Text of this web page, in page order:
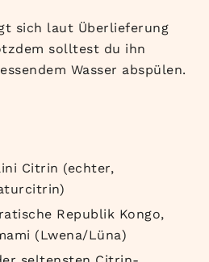
sich laut Überlieferung
solltest du ihn
Wasser abspülen.
Citrin (echter,
Republik Kongo,
(Lwena/Lüna)